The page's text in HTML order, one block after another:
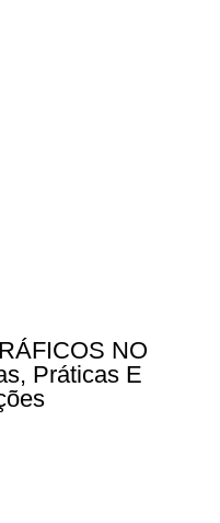
NO
Práticas E